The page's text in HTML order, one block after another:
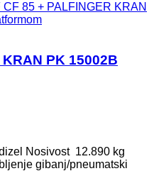
CF 85 + PALFINGER KRAN
PK 15002B
Nosivost 12.890 kg
gibanj/pneumatski